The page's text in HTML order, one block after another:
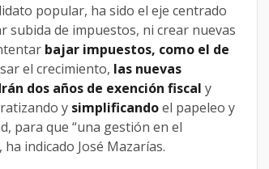
popular, ha sido el eje centrado
subida de impuestos, ni crear nuevas
bajar impuestos, como el de
el crecimiento, las nuevas
dos años de exención fiscal y
y simplificandoel papeleo y
para que “una gestión en el
indicado José Mazarías.